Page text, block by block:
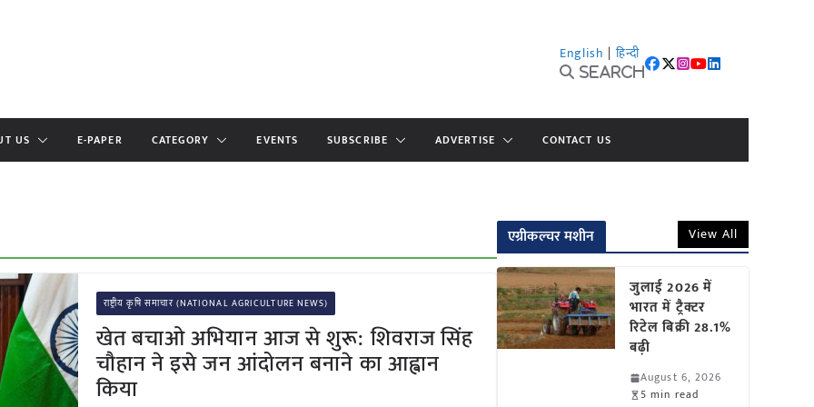
English | हिन्दी
Search
US E-PAPER CATEGORY EVENTS SUBSCRIBE ADVERTISE CONTACT US
राष्ट्रीय कृषि समाचार (NATIONAL AGRICULTURE NEWS)
खेत बचाओ अभियान आज से शुरू: शिवराज सिंह
चौहान ने इसे जन आंदोलन बनाने का आह्वान
किया
एग्रीकल्चर मशीन View All
जुलाई 2026 में
भारत में ट्रैक्टर
रिटेल बिक्री 28.1%
बढ़ी
August 6, 2026
5 min read